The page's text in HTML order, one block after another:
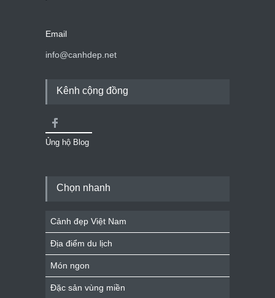
Email
info@canhdep.net
Kênh cộng đồng
Ủng hộ Blog
Chọn nhanh
Cảnh đẹp Việt Nam
Địa điểm du lịch
Món ngon
Đặc sản vùng miền